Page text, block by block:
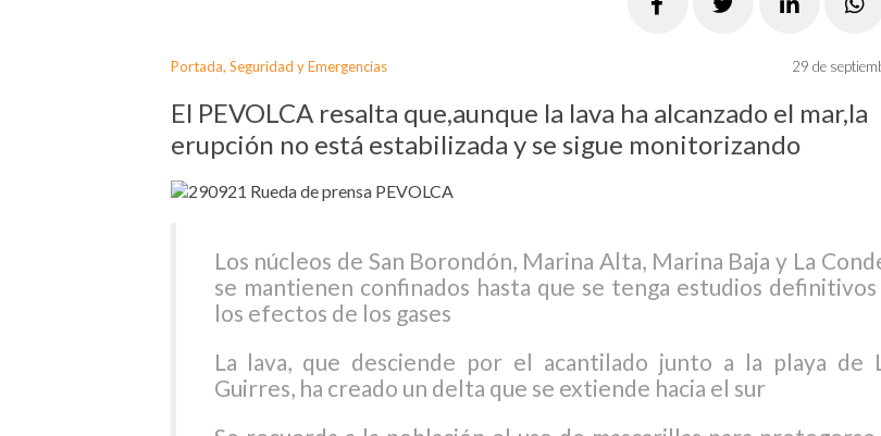
Portada, Seguridad y Emergencias 29 de
El PEVOLCA resalta que,aunque la lava ha alcanzado el mar,la
erupción no está estabilizada y se sigue monitorizando
Los núcleos de San Borondón, Marina Alta, Marina Baja y La
se mantienen confinados hasta que se tenga estudios
los efectos de los gases
La lava, que desciende por el acantilado junto a la playa de
Guirres, ha creado un delta que se extiende hacia el sur